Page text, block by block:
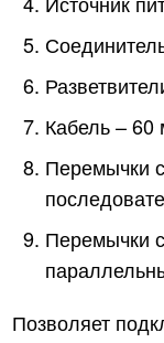
Кабель – 60
Перемычки
Перемычки
Позволяет